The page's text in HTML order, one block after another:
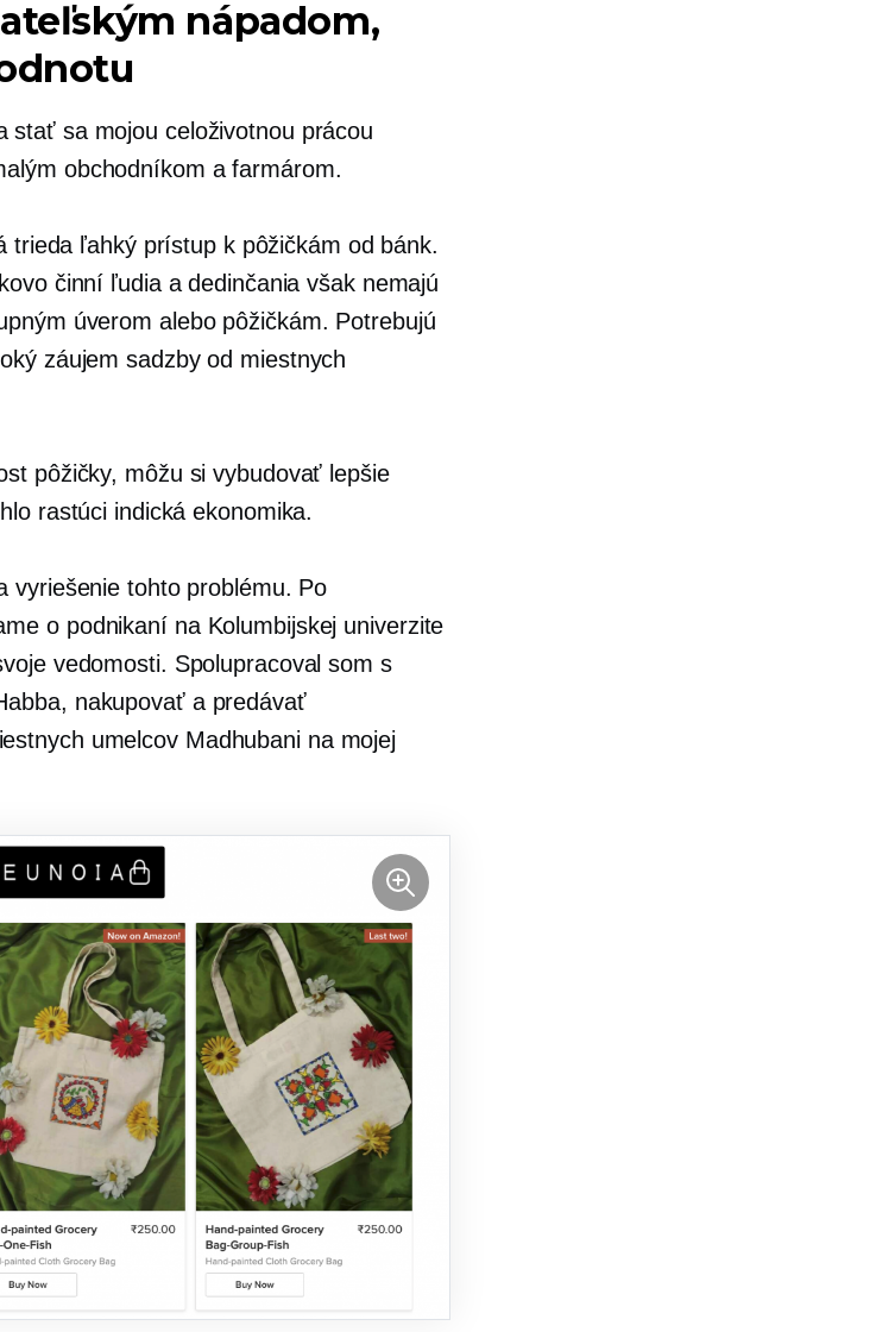
nápadom,
stať sa mojou celoživotnou prácou
obchodníkom a farmárom.
trieda ľahký prístup k pôžičkám od bánk.
činní ľudia a dedinčania však nemajú
úverom alebo pôžičkám. Potrebujú
záujem sadzby od miestnych
pôžičky, môžu si vybudovať lepšie
rastúci indická ekonomika.
vyriešenie tohto problému. Po
o podnikaní na Kolumbijskej univerzite
vedomosti. Spolupracoval som s
nakupovať a predávať
umelcov Madhubani na mojej